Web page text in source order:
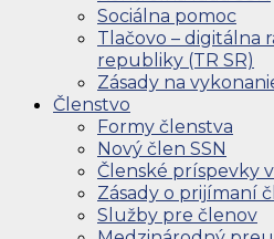
Sociálna pomoc
Tlačovo – digitálna
republiky (TR SR)
Zásady na
Členstvo
Formy členstva
Nový člen SSN
Členské príspevky
Zásady o prijímaní
Služby pre členov